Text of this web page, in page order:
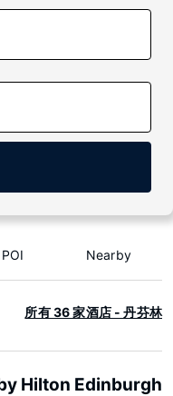
POI Nearby
所有 36 家酒店 - 丹芬林
Hilton Edinburgh